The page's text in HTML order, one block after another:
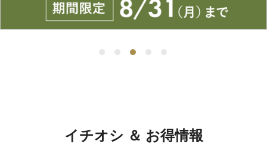
イチオシ ＆ お得情報